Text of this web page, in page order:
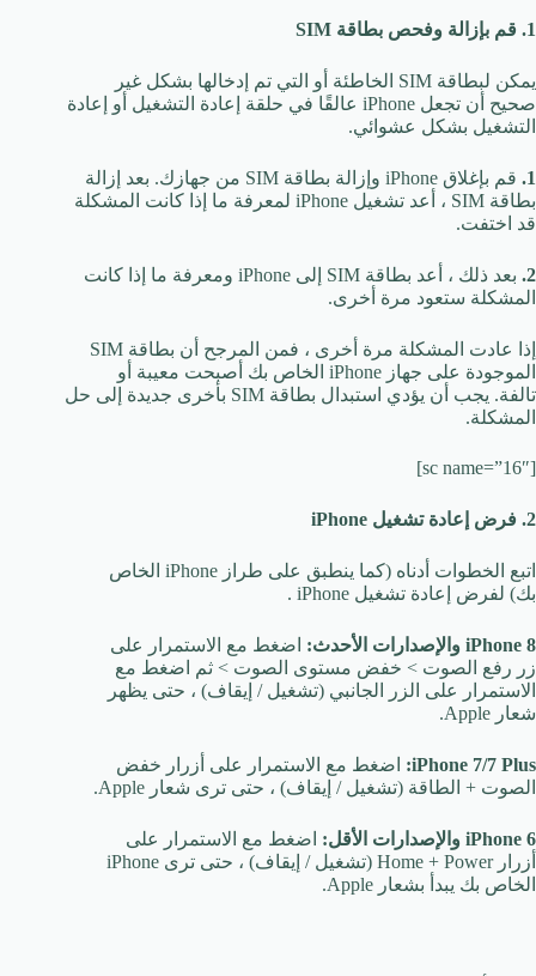
1. قم بإزالة وفحص بطاقة SIM
يمكن لبطاقة SIM الخاطئة أو التي تم إدخالها بشكل غير
صحيح أن تجعل iPhone عالقًا في حلقة إعادة التشغيل أو إعادة
التشغيل بشكل عشوائي.
1.
قم بإغلاق iPhone وإزالة بطاقة SIM من جهازك. بعد إزالة
بطاقة SIM ، أعد تشغيل iPhone لمعرفة ما إذا كانت المشكلة
قد اختفت.
2.
بعد ذلك ، أعد بطاقة SIM إلى iPhone ومعرفة ما إذا كانت
المشكلة ستعود مرة أخرى.
إذا عادت المشكلة مرة أخرى ، فمن المرجح أن بطاقة SIM
الموجودة على جهاز iPhone الخاص بك أصبحت معيبة أو
تالفة. يجب أن يؤدي استبدال بطاقة SIM بأخرى جديدة إلى حل
المشكلة.
[sc name=”16″]
2. فرض إعادة تشغيل iPhone
اتبع الخطوات أدناه (كما ينطبق على طراز iPhone الخاص
بك) لفرض إعادة تشغيل iPhone .
iPhone 8 والإصدارات الأحدث:
اضغط مع الاستمرار على
زر رفع الصوت > خفض مستوى الصوت > ثم اضغط مع
الاستمرار على الزر الجانبي (تشغيل / إيقاف) ، حتى يظهر
شعار Apple.
iPhone 7/7 Plus:
اضغط مع الاستمرار على أزرار خفض
الصوت + الطاقة (تشغيل / إيقاف) ، حتى ترى شعار Apple.
iPhone 6 والإصدارات الأقل:
اضغط مع الاستمرار على
أزرار Home + Power (تشغيل / إيقاف) ، حتى ترى iPhone
الخاص بك يبدأ بشعار Apple.